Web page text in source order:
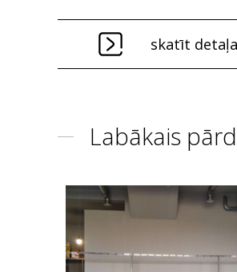
skatīt
Labākais